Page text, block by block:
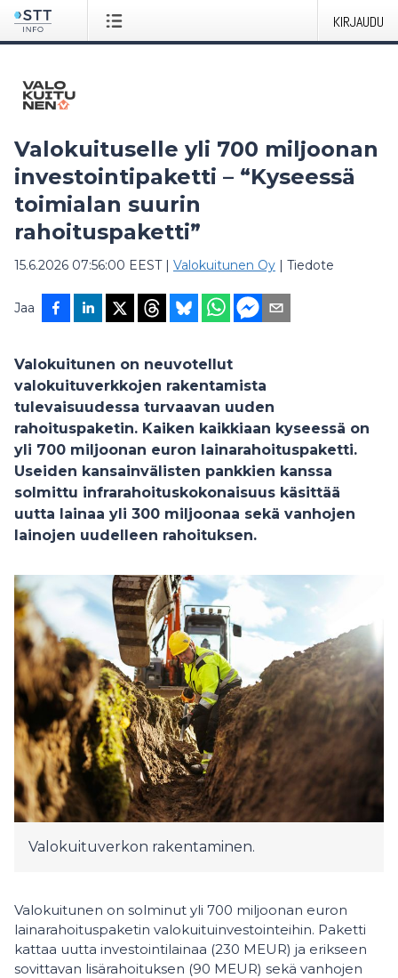
KIRJAUDU
Valokuituselle yli 700 miljoonan
investointipaketti – “Kyseessä
toimialan suurin
rahoituspaketti”
15.6.2026 07:56:00 EEST| Valokuitunen Oy | Tiedote
Jaa
Valokuitunen on neuvotellut
valokuituverkkojen rakentamista
tulevaisuudessa turvaavan uuden
rahoituspaketin. Kaiken kaikkiaan kyseessä on
yli 700 miljoonan euron lainarahoituspaketti.
Useiden kansainvälisten pankkien kanssa
solmittu infrarahoituskokonaisuus käsittää
uutta lainaa yli 300 miljoonaa sekä vanhojen
lainojen uudelleen rahoituksen.
Valokuituverkon rakentaminen.
Valokuitunen on solminut yli 700 miljoonan euron
lainarahoituspaketin valokuituinvestointeihin. Paketti
kattaa uutta investointilainaa (230 MEUR) ja erikseen
sovittavan lisärahoituksen (90 MEUR) sekä vanhojen